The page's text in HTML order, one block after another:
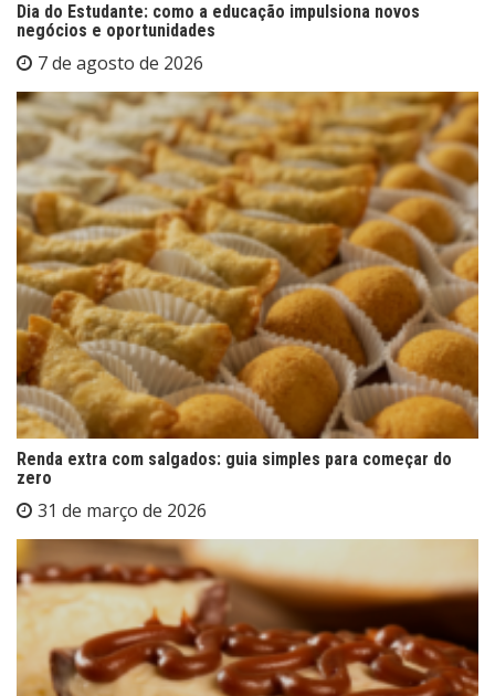
Dia do Estudante: como a educação impulsiona novos
negócios e oportunidades
7 de agosto de 2026
Renda extra com salgados: guia simples para começar do
zero
31 de março de 2026